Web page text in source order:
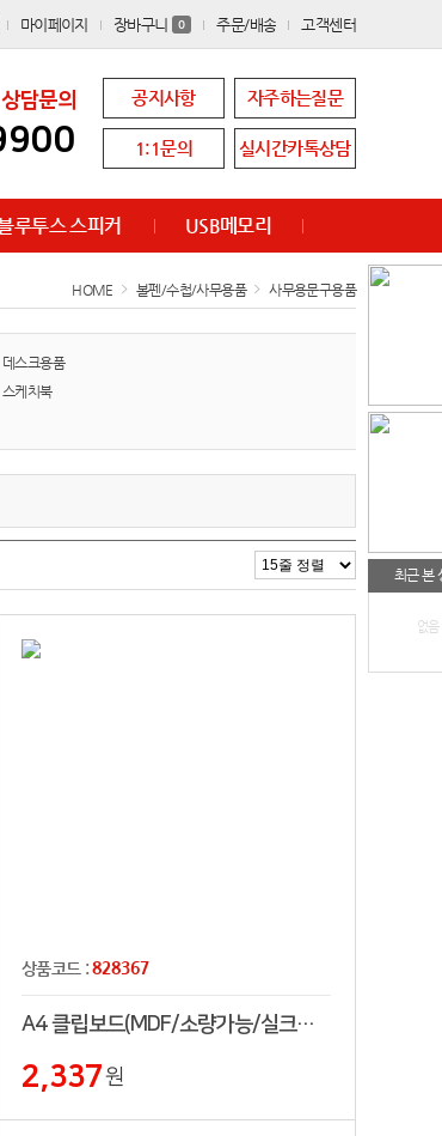
마이페이지 장바구니 0 주문/배송 고객센터
상담문의 공지사항 자주하는질문
1:1문의 실시간카톡상담
루투스 스피커 USB메모리
최근 본
없음
HOME 볼펜/수첩/사무용품 사무용문구용품
데스크용품
스케치북
상품코드 :828367
A4 클립보드(MDF/소량가능/실크인쇄)
2,337원